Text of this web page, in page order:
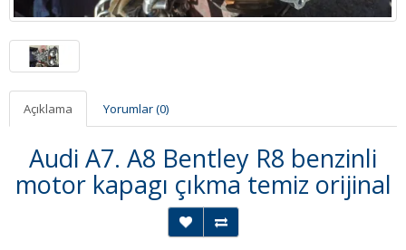
Açıklama Yorumlar (0)
Audi A7. A8 Bentley R8 benzinli
motor kapagı çıkma temiz orijinal